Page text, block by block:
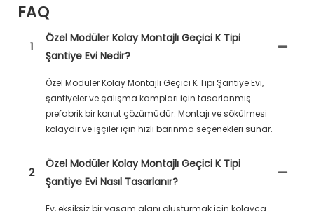
FAQ
1
Özel Modüler Kolay Montajlı Geçici K Tipi
Şantiye Evi Nedir?
Özel Modüler Kolay Montajlı Geçici K Tipi Şantiye Evi,
şantiyeler ve çalışma kampları için tasarlanmış
prefabrik bir konut çözümüdür. Montajı ve sökülmesi
kolaydır ve işçiler için hızlı barınma seçenekleri sunar.
2
Özel Modüler Kolay Montajlı Geçici K Tipi
Şantiye Evi Nasıl Tasarlanır?
Ev, eksiksiz bir yaşam alanı oluşturmak için kolayca